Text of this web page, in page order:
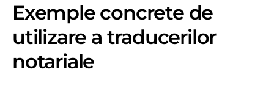
Exemple concrete de
utilizare a traducerilor
notariale